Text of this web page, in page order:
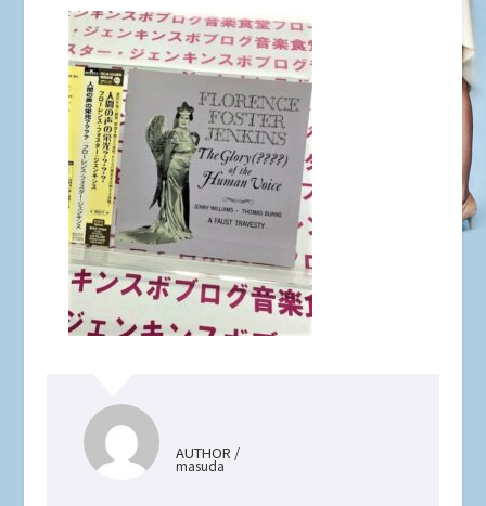
AUTHOR /
masuda